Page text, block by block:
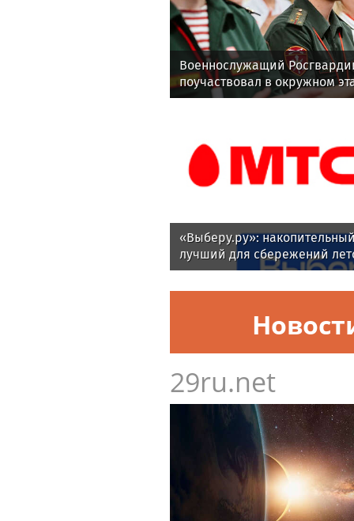
Военнослужащий
поучаствовал в окружном
всероссийского конкурса
«Выберу.ру»:
лучший для сбережений
29ru.net